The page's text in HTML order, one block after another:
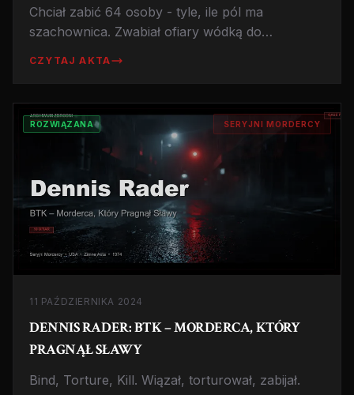
Chciał zabić 64 osoby - tyle, ile pól ma
szachownica. Zwabiał ofiary wódką do
CZYTAJ AKTA
ROZWIĄZANA SERYJNI MORDERCY
11 PAŹDZIERNIKA 2024
DENNIS RADER: BTK – MORDERCA, KTÓRY
PRAGNĄŁ SŁAWY
Bind, Torture, Kill. Wiązał, torturował, zabijał.